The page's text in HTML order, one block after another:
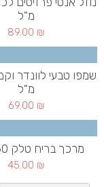
מ"ל
89.00 ₪
מ"ל
69.00 ₪
מרכך בריח טלק 250 מ"ל
45.00 ₪